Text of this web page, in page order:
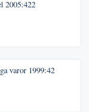
2005:422
varor 1999:42